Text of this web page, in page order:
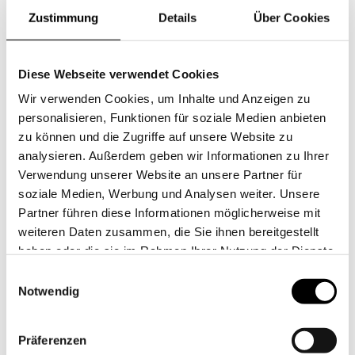
Zustimmung Details Über Cookies
Diese Webseite verwendet Cookies
Wir verwenden Cookies, um Inhalte und Anzeigen zu
personalisieren, Funktionen für soziale Medien anbieten
zu können und die Zugriffe auf unsere Website zu
analysieren. Außerdem geben wir Informationen zu Ihrer
Verwendung unserer Website an unsere Partner für
soziale Medien, Werbung und Analysen weiter. Unsere
Partner führen diese Informationen möglicherweise mit
weiteren Daten zusammen, die Sie ihnen bereitgestellt
haben oder die sie im Rahmen Ihrer Nutzung der Dienste
Notwendig
Präferenzen
wir sofort verliebt. Es hat einen sehr feinen Griff und durch das
dunkle Anthrazit, das wir Night nennen, ist sehr edel und
Exklusiv in Italien gewebt
Klassische Wäscheknöpfe
Klassische Stoffkontor-Knopfleiste an Kissen & Bettbezug
Hochwertig veredelte Garne
Waschbar bei bis zu 60 °C
Leinen hat einen sehr schönen "Edelknitter", Sie müssen
Sonderanfertigungen möglich
UNSER STOFFMUSTER SERVICE